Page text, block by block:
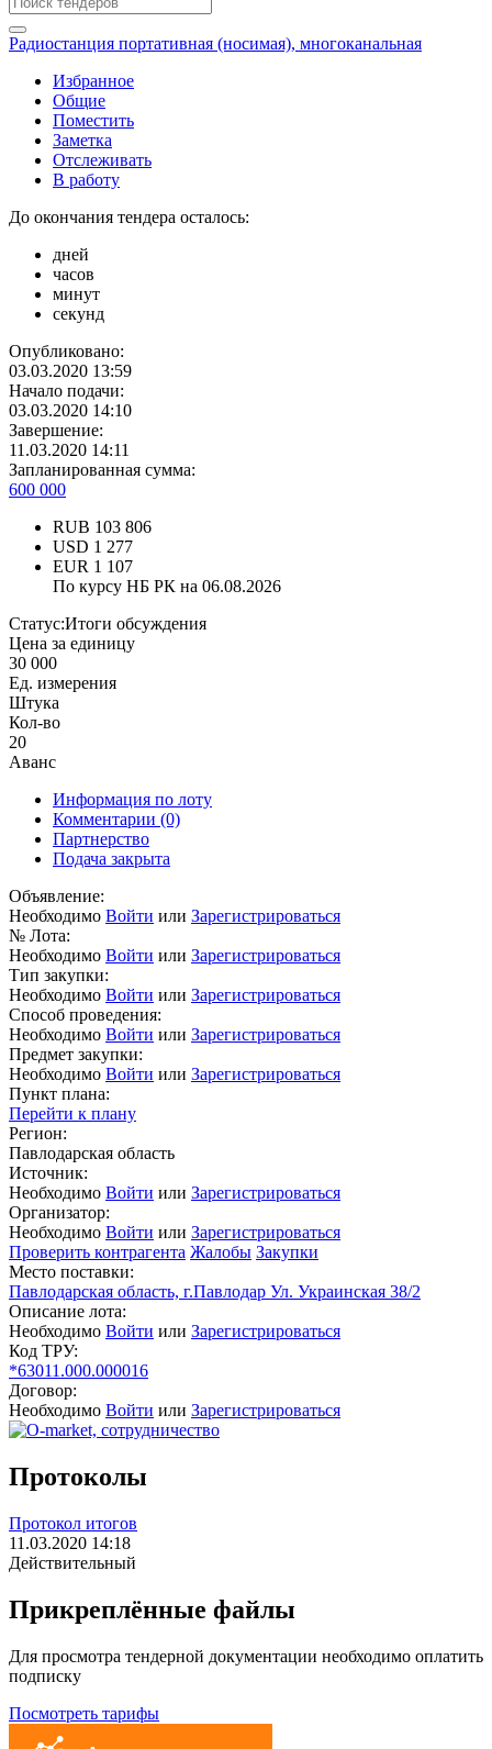
Радиостанция портативная (носимая), многоканальная
Избранное
Общие
Поместить
Заметка
Отслеживать
В работу
До окончания тендера осталось:
дней
часов
минут
секунд
Опубликовано:
03.03.2020 13:59
Начало подачи:
03.03.2020 14:10
Завершение:
11.03.2020 14:11
Запланированная сумма:
600 000
RUB 103 806
USD 1 277
EUR 1 107
По курсу НБ РК на 06.08.2026
Статус:Итоги обсуждения
Цена за единицу
30 000
Ед. измерения
Штука
Кол-во
20
Аванс
Информация по лоту
Комментарии (0)
Партнерство
Подача закрыта
Объявление:
Необходимо Войти или Зарегистрироваться
№ Лота:
Необходимо Войти или Зарегистрироваться
Тип закупки:
Необходимо Войти или Зарегистрироваться
Способ проведения:
Необходимо Войти или Зарегистрироваться
Предмет закупки:
Необходимо Войти или Зарегистрироваться
Пункт плана:
Перейти к плану
Регион:
Павлодарская область
Источник:
Необходимо Войти или Зарегистрироваться
Организатор:
Необходимо Войти или Зарегистрироваться
Проверить контрагента Жалобы Закупки
Место поставки:
Павлодарская область, г.Павлодар Ул. Украинская 38/2
Описание лота:
Необходимо Войти или Зарегистрироваться
Код ТРУ:
*63011.000.000016
Договор:
Необходимо Войти или Зарегистрироваться
Протоколы
Протокол итогов
11.03.2020 14:18
Действительный
Прикреплённые файлы
Для просмотра тендерной документации необходимо оплатить
подписку
Посмотреть тарифы